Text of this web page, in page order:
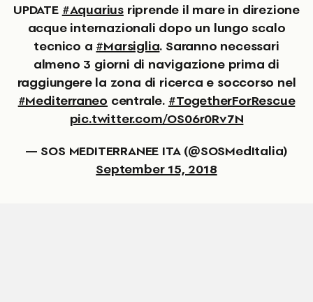
UPDATE #Aquariusriprende il mare in direzione
acque internazionali dopo un lungo scalo
tecnico a #Marsiglia. Saranno necessari
almeno 3 giorni di navigazione prima di
raggiungere la zona di ricerca e soccorso nel
#Mediterraneo centrale. #TogetherForRescue
pic.twitter.com/OS06r0Rv7N
— SOS MEDITERRANEE ITA (@SOSMedItalia)
September 15, 2018